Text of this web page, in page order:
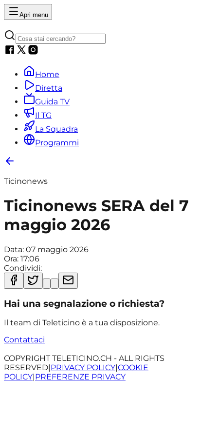
Apri menu
Home
Diretta
Guida TV
Il TG
La Squadra
Programmi
Ticinonews
Ticinonews SERA del 7
maggio 2026
Data: 07 maggio 2026
Ora: 17:06
Condividi:
Hai una segnalazione o richiesta?
Il team di Teleticino è a tua disposizione.
Contattaci
COPYRIGHT TELETICINO.CH - ALL RIGHTS
RESERVED|PRIVACY POLICY|COOKIE
POLICY|PREFERENZE PRIVACY